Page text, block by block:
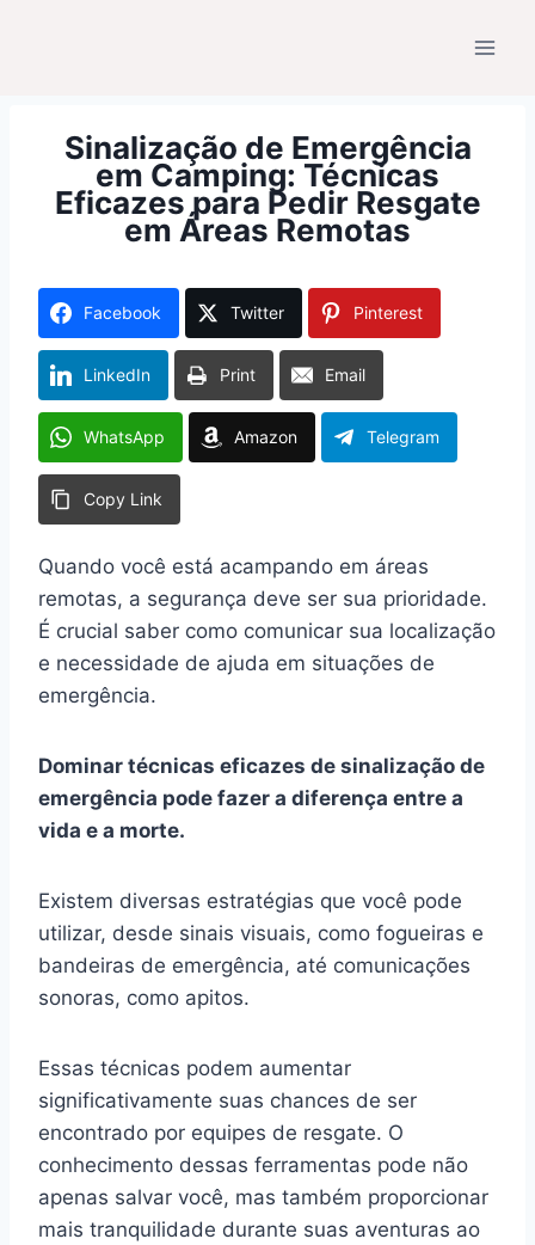
Sinalização de Emergência
em Camping: Técnicas
Eficazes para Pedir Resgate
em Áreas Remotas
Facebook Twitter Pinterest
LinkedIn Print Email
WhatsApp Amazon Telegram
Copy Link
Quando você está acampando em áreas
remotas, a segurança deve ser sua prioridade.
É crucial saber como comunicar sua localização
e necessidade de ajuda em situações de
emergência.
Dominar técnicas eficazes de sinalização de
emergência pode fazer a diferença entre a
vida e a morte.
Existem diversas estratégias que você pode
utilizar, desde sinais visuais, como fogueiras e
bandeiras de emergência, até comunicações
sonoras, como apitos.
Essas técnicas podem aumentar
significativamente suas chances de ser
encontrado por equipes de resgate. O
conhecimento dessas ferramentas pode não
apenas salvar você, mas também proporcionar
mais tranquilidade durante suas aventuras ao